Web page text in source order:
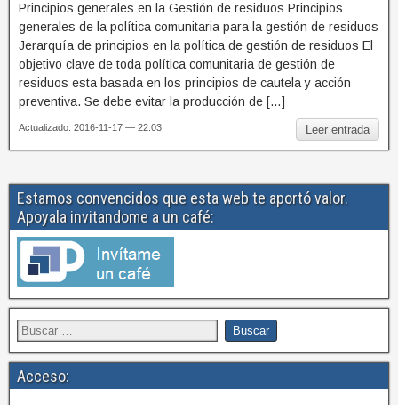
Principios generales en la Gestión de residuos Principios
generales de la política comunitaria para la gestión de residuos
Jerarquía de principios en la política de gestión de residuos El
objetivo clave de toda política comunitaria de gestión de
residuos esta basada en los principios de cautela y acción
preventiva. Se debe evitar la producción de […]
Leer entrada
Actualizado: 2016-11-17 — 22:03
Estamos convencidos que esta web te aportó valor.
Apoyala invitandome a un café:
Acceso: